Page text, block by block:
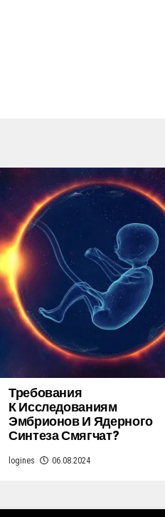
Требования
К Исследованиям
Эмбрионов И Ядерного
Синтеза Смягчат?
logines 06.08.2024